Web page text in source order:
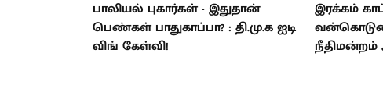
பாலியல் புகார்கள் - இதுதான்
பெண்கள் பாதுகாப்பா? : தி.மு.க ஐடி
விங் கேள்வி!
இரக்கம்
நீதிமன்றம்